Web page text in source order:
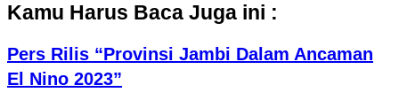
Kamu Harus Baca Juga ini :
Pers Rilis “Provinsi Jambi Dalam Ancaman
El Nino 2023”